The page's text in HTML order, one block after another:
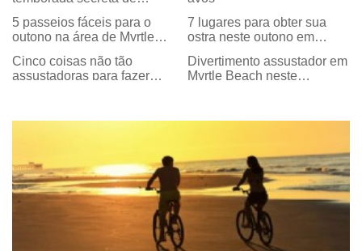
5 passeios fáceis para o
outono na área de Myrtle
7 lugares para obter sua
ostra neste outono em
Cinco coisas não tão
assustadoras para fazer
Divertimento assustador em
Myrtle Beach neste